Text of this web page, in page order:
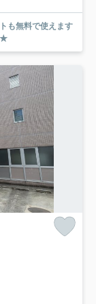
も無料で使えます
★